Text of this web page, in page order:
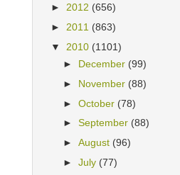
► 2012 (656)
► 2011 (863)
▼ 2010 (1101)
► December (99)
► November (88)
►October (78)
►September (88)
►August (96)
►July (77)